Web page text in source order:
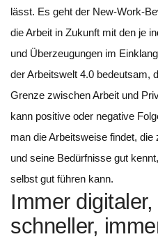
lässt. Es geht der New-Work-
die Arbeit in Zukunft mit den je
und Überzeugungen im
der Arbeitswelt 4.0 bedeutsam,
Grenze zwischen Arbeit und
kann positive oder negative
man die Arbeitsweise findet,
und seine Bedürfnisse gut
selbst gut führen kann.
Immer
schneller,